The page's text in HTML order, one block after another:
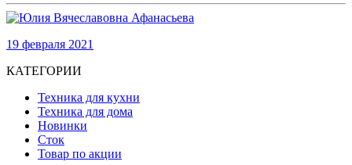
19 февраля 2021
КАТЕГОРИИ
Техника для кухни
Техника для дома
Новинки
Сток
Товар по акции